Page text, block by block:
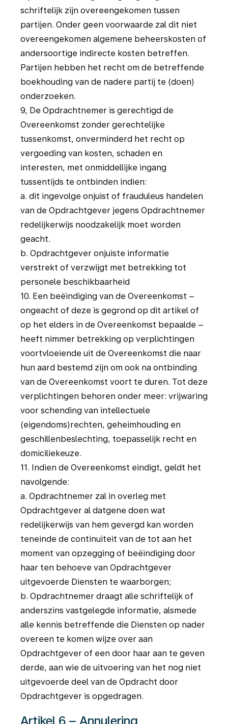
schriftelijk zijn overeengekomen tussen
partijen. Onder geen voorwaarde zal dit niet
overeengekomen algemene beheerskosten of
andersoortige indirecte kosten betreffen.
Partijen hebben het recht om de betreffende
boekhouding van de nadere partij te (doen)
onderzoeken.
9, De Opdrachtnemer is gerechtigd de
Overeenkomst zonder gerechtelijke
tussenkomst, onverminderd het recht op
vergoeding van kosten, schaden en
interesten, met onmiddellijke ingang
tussentijds te ontbinden indien:
a. dit ingevolge onjuist of frauduleus handelen
van de Opdrachtgever jegens Opdrachtnemer
redelijkerwijs noodzakelijk moet worden
geacht.
b. Opdrachtgever onjuiste informatie
verstrekt of verzwijgt met betrekking tot
personele beschikbaarheid
10. Een beëindiging van de Overeenkomst –
ongeacht of deze is gegrond op dit artikel of
op het elders in de Overeenkomst bepaalde –
heeft nimmer betrekking op verplichtingen
voortvloeiende uit de Overeenkomst die naar
hun aard bestemd zijn om ook na ontbinding
van de Overeenkomst voort te duren. Tot deze
verplichtingen behoren onder meer: vrijwaring
voor schending van intellectuele
(eigendoms)rechten, geheimhouding en
geschillenbeslechting, toepasselijk recht en
domiciliekeuze.
11. Indien de Overeenkomst eindigt, geldt het
navolgende:
a. Opdrachtnemer zal in overleg met
Opdrachtgever al datgene doen wat
redelijkerwijs van hem gevergd kan worden
teneinde de continuïteit van de tot aan het
moment van opzegging of beëindiging door
haar ten behoeve van Opdrachtgever
uitgevoerde Diensten te waarborgen;
b. Opdrachtnemer draagt alle schriftelijk of
anderszins vastgelegde informatie, alsmede
alle kennis betreffende die Diensten op nader
overeen te komen wijze over aan
Opdrachtgever of een door haar aan te geven
derde, aan wie de uitvoering van het nog niet
uitgevoerde deel van de Opdracht door
Opdrachtgever is opgedragen.
Artikel 6 – Annulering